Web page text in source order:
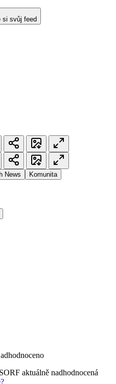
si svůj feed
News Komunita
aktuálně nadhodnocená